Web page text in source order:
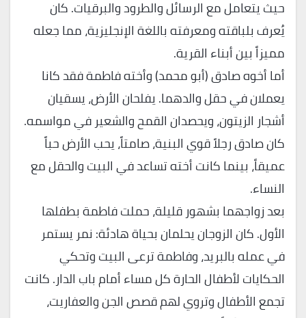
حيث يتعامل مع الرسائل والطرود والبرقيات. كان
يُعرف بلباقته ومعرفته باللغة الإنجليزية، مما جعله
مميزاً بين أبناء القرية.
أما أخوه صادق (أبو محمد) وأخته فاطمة فقد كانا
يعملان في حقل والدهما. يفلحان الأرض، يسقيان
أشجار الزيتون، ويحصدان القمح والشعير في مواسمه.
كان صادق رجلاً قوي البنية، صامتاً، يحب الأرض حباً
عميقاً، بينما كانت أخته تساعد في البيت والحقل مع
النساء.
بعد زواجهما بشهور قليلة، حملت فاطمة بطفلها
الأول. كان الزوجان يحلمان بحياة هادئة: نمر يستمر
في عمله بالبريد، وفاطمة ترعى البيت وتحكي
الحكايات لأطفال الحارة كل مساء أمام باب الدار. كانت
تجمع الأطفال وتروي لهم قصص الجن والعفاريت،